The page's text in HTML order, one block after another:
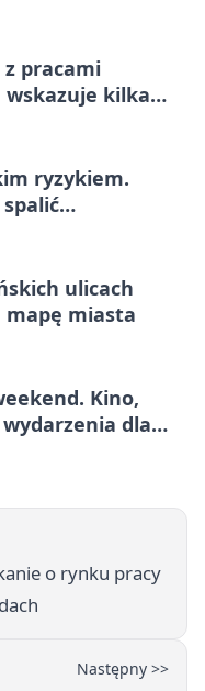
pracami
wskazuje kilka
ryzykiem.
spalić
ulicach
miasta
Kino,
dla
o rynku pracy
Następny >>